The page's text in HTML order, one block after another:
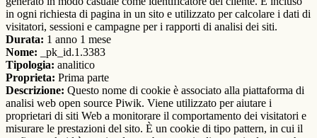
in ogni richiesta di pagina in un sito e utilizzato per calcolare i dati di
visitatori, sessioni e campagne per i rapporti di analisi dei siti.
Durata: 1 anno 1 mese
Nome: _pk_id.1.3383
Tipologia: analitico
Proprieta: Prima parte
Descrizione: Questo nome di cookie è associato alla piattaforma di
analisi web open source Piwik. Viene utilizzato per aiutare i
proprietari di siti Web a monitorare il comportamento dei visitatori e
misurare le prestazioni del sito. È un cookie di tipo pattern, in cui il